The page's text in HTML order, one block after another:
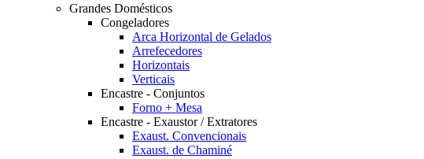
Grandes Domésticos
Congeladores
Arca Horizontal de Gelados
Arrefecedores
Horizontais
Verticais
Encastre - Conjuntos
Forno + Mesa
Encastre - Exaustor / Extratores
Exaust. Convencionais
Exaust. de Chaminé